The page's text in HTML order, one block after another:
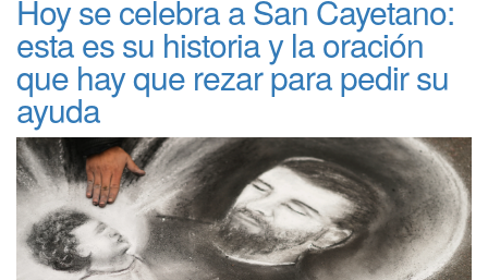
Hoy se celebra a San Cayetano:
esta es su historia y la oración
que hay que rezar para pedir su
ayuda